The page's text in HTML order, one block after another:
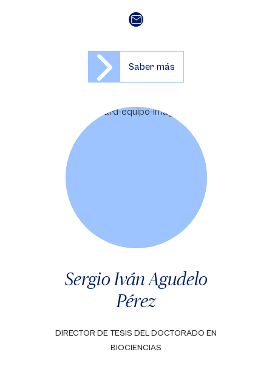
Saber más
Sergio Iván Agudelo
Pérez
DIRECTOR DE TESIS DEL DOCTORADO EN
BIOCIENCIAS